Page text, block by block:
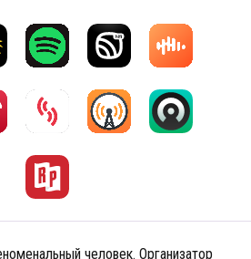
человек. Организатор